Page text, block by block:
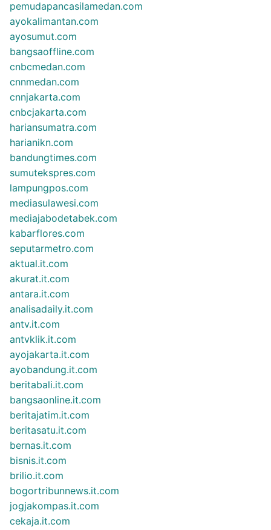
pemudapancasilamedan.com
ayokalimantan.com
ayosumut.com
bangsaoffline.com
cnbcmedan.com
cnnmedan.com
cnnjakarta.com
cnbcjakarta.com
hariansumatra.com
harianikn.com
bandungtimes.com
sumutekspres.com
lampungpos.com
mediasulawesi.com
mediajabodetabek.com
kabarflores.com
seputarmetro.com
aktual.it.com
akurat.it.com
antara.it.com
analisadaily.it.com
antv.it.com
antvklik.it.com
ayojakarta.it.com
ayobandung.it.com
beritabali.it.com
bangsaonline.it.com
beritajatim.it.com
beritasatu.it.com
bernas.it.com
bisnis.it.com
brilio.it.com
bogortribunnews.it.com
jogjakompas.it.com
cekaja.it.com